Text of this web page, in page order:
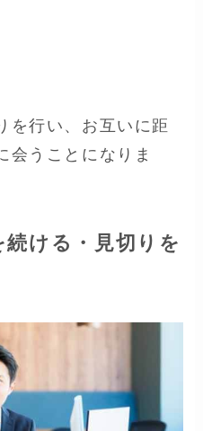
を行い、お互いに距
会うことになりま
ける・見切りを